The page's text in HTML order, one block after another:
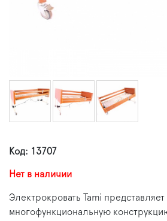
Код: 13707
Нет в наличии
Электрокровать Tami
многофункциональную